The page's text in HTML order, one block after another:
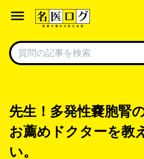
先生！多発性嚢胞腎
お薦めドクターを教
い。